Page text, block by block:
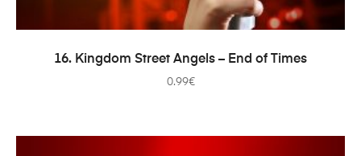
AÑADIR AL CARRITO
16. Kingdom Street Angels – End of Times
0.99€